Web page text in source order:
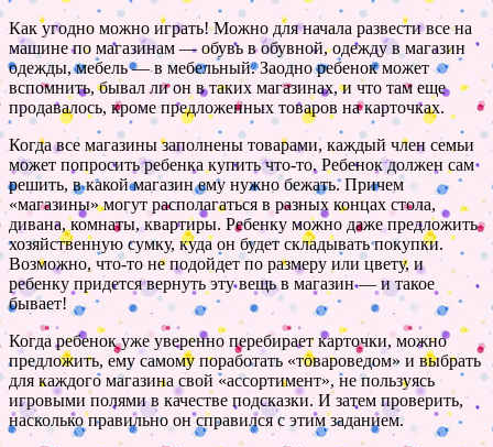
Как угодно можно играть! Можно для начала развести все на
машине по магазинам — обувь в обувной, одежду в магазин
одежды, мебель — в мебельный. Заодно ребенок может
вспомнить, бывал ли он в таких магазинах, и что там еще
продавалось, кроме предложенных товаров на карточках.
Когда все магазины заполнены товарами, каждый член семьи
может попросить ребенка купить что-то. Ребенок должен сам
решить, в какой магазин ему нужно бежать. Причем
«магазины» могут располагаться в разных концах стола,
дивана, комнаты, квартиры. Ребенку можно даже предложить
хозяйственную сумку, куда он будет складывать покупки.
Возможно, что-то не подойдет по размеру или цвету, и
ребенку придется вернуть эту вещь в магазин — и такое
бывает!
Когда ребенок уже уверенно перебирает карточки, можно
предложить, ему самому поработать «товароведом» и выбрать
для каждого магазина свой «ассортимент», не пользуясь
игровыми полями в качестве подсказки. И затем проверить,
насколько правильно он справился с этим заданием.